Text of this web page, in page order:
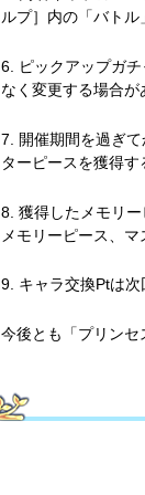
ルプ］内の「バトル
6. ピックアップガ
なく変更する場合が
7. 開催期間を過ぎ
ターピースを獲得す
8. 獲得したメモリ
メモリーピース、
9. キャラ交換Ptは次
今後とも「プリンセ